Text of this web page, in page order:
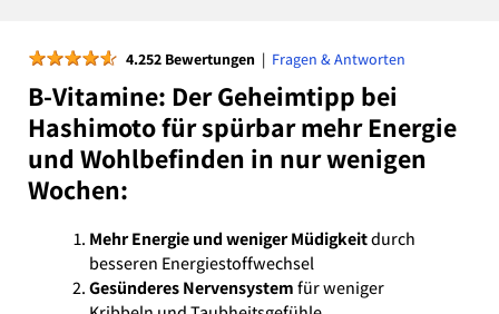
★★★★★ 4.252 Bewertungen | Fragen & Antworten
B-Vitamine: Der Geheimtipp bei
Hashimoto für spürbar mehr Energie
und Wohlbefinden in nur wenigen
Wochen:
Mehr Energie und weniger Müdigkeitdurch
besseren Energiestoffwechsel
Gesünderes Nervensystemfür weniger